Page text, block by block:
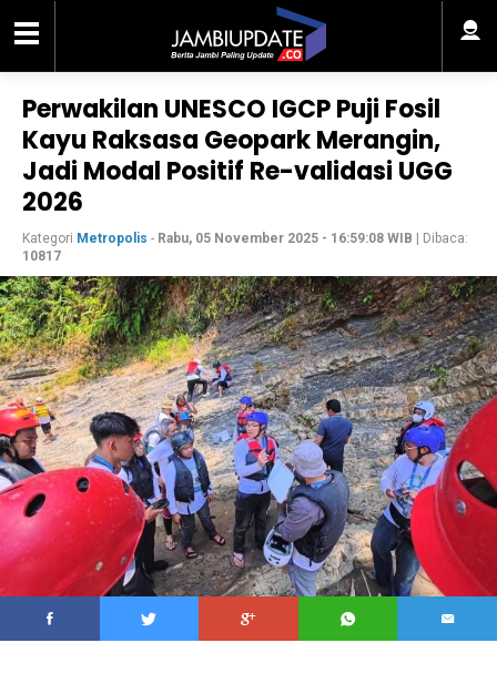
Perwakilan UNESCO IGCP Puji Fosil
Kayu Raksasa Geopark Merangin,
Jadi Modal Positif Re-validasi UGG
2026
Kategori Metropolis - Rabu, 05 November 2025 - 16:59:08 WIB | Dibaca:
10817